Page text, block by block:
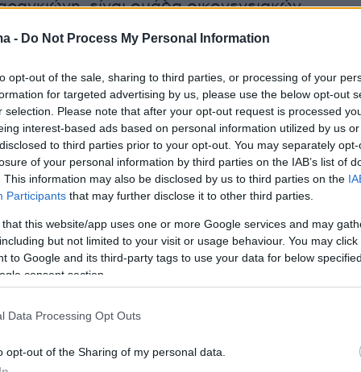
- Do Not Process My Personal Information
opt-out of the sale, sharing to third parties, or processing of your
for targeted advertising by us, please use the below opt-out
selection. Please note that after your opt-out request is processed
interest-based ads based on personal information utilized by us
to third parties prior to your opt-out. You may separately
of your personal information by third parties on the IAB’s list of
This information may also be disclosed by us to third parties on the
Participants that may further disclose it to other third parties.
that this website/app uses one or more Google services and may
but not limited to your visit or usage behaviour. You may
to Google and its third-party tags to use your data for below
consent section.
Data Processing Opt Outs
opt-out of the Sharing of my personal data.
είναι ομάδα οικογενειακών
που ειδικεύεται στην επένδυση – ανάπτυξη
εκμετάλλευση επαγγελματικών ακινήτων
των σημαντικότερων ελληνικών πόλεων, με
Αθήνα, τον Πειραιά και τη Θεσσαλονίκη,
και διαχείριση σταθμών αυτοκινήτων και
εμπόριο ειδών πολυτελείας.
ήταν από το 1985 μέχρι το 2014, ο
κατάστημά του άνοιξε στο Κολωνάκι στο
«Μέλαθρον» (Τσακάλωφ 5).
των πρώτων εμπορικών κέντρων
αυτός ο οποίος έφερε τον οίκο μόδας
πρόεδρος του Συνδέσμου Επένδυσης και